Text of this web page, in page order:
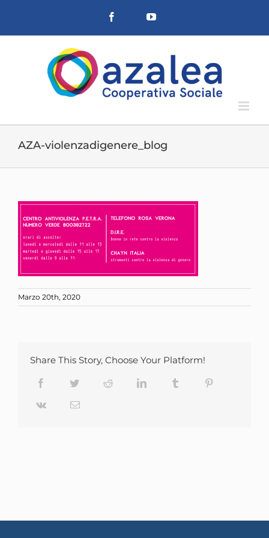
contenuto
Facebook YouTube
AZA-violenzadigenere_blog
Marzo 20th, 2020
Share This Story, Choose Your Platform!
Facebook Twitter Reddit LinkedIn Tumblr
Vk Email